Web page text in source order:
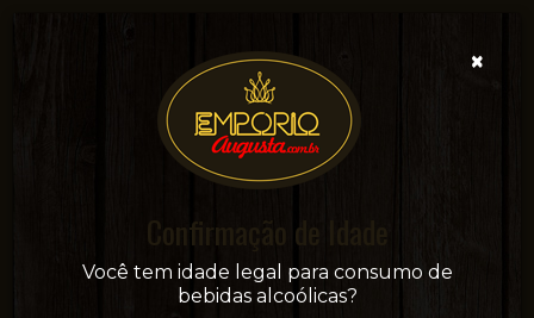
Sua conveniência e adega on-line!
×
Confirmação de Idade
Você tem idade legal para consumo de
bebidas alcoólicas?